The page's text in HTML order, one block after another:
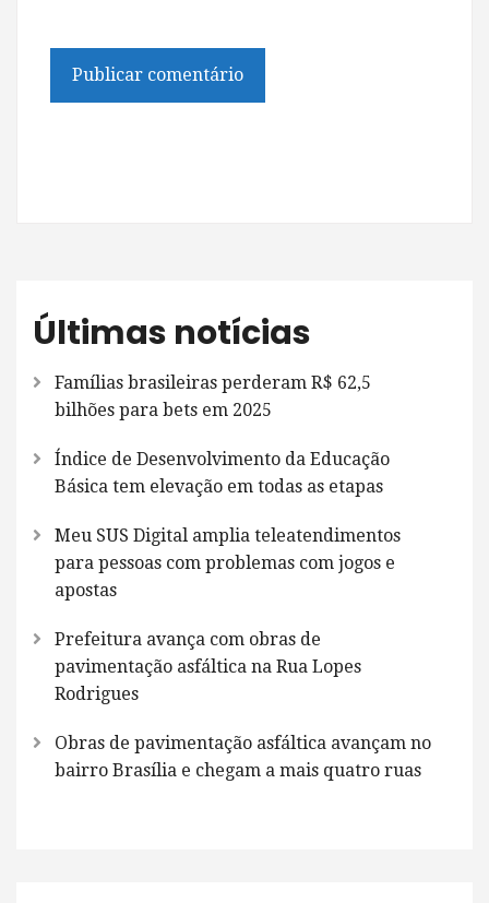
Últimas notícias
Famílias brasileiras perderam R$ 62,5
bilhões para bets em 2025
Índice de Desenvolvimento da Educação
Básica tem elevação em todas as etapas
Meu SUS Digital amplia teleatendimentos
para pessoas com problemas com jogos e
apostas
Prefeitura avança com obras de
pavimentação asfáltica na Rua Lopes
Rodrigues
Obras de pavimentação asfáltica avançam no
bairro Brasília e chegam a mais quatro ruas